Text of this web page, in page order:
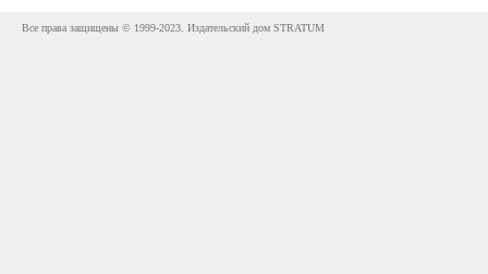
Все права защищены © 1999-2023. Издательский дом STRATUM